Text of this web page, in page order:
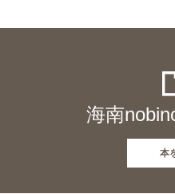
海南
本